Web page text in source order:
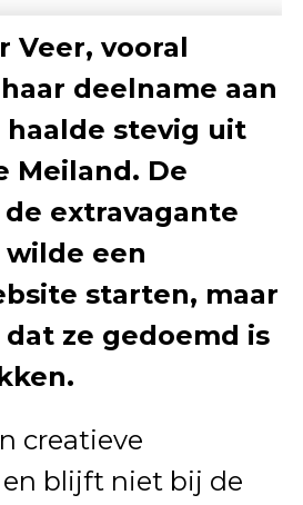
Veer, vooral
deelname aan
haalde stevig uit
Meiland. De
extravagante
een
starten, maar
ze gedoemd is
creatieve
blijft niet bij de